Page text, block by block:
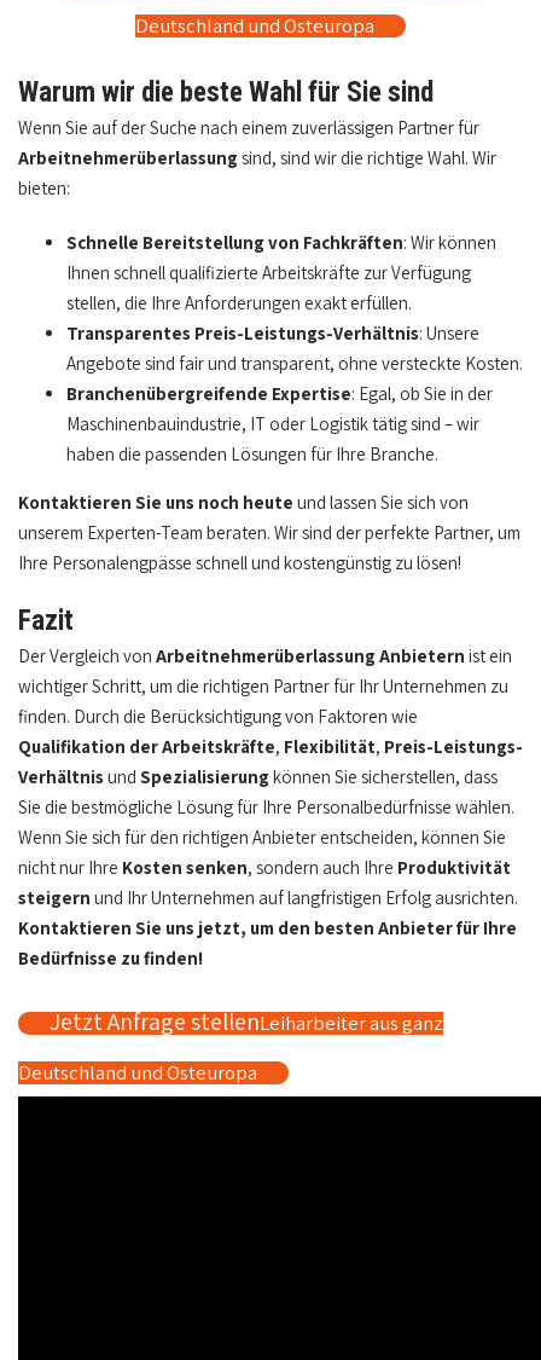
Deutschland und Osteuropa
Warum wir die beste Wahl für Sie sind
Wenn Sie auf der Suche nach einem zuverlässigen Partner für
Arbeitnehmerüberlassungsind, sind wir die richtige Wahl. Wir
bieten:
Schnelle Bereitstellung von Fachkräften: Wir können
Ihnen schnell qualifizierte Arbeitskräfte zur Verfügung
stellen, die Ihre Anforderungen exakt erfüllen.
Transparentes Preis-Leistungs-Verhältnis: Unsere
Angebote sind fair und transparent, ohne versteckte Kosten.
Branchenübergreifende Expertise: Egal, ob Sie in der
Maschinenbauindustrie, IT oder Logistik tätig sind – wir
haben die passenden Lösungen für Ihre Branche.
Kontaktieren Sie uns noch heute und lassen Sie sich von
unserem Experten-Team beraten. Wir sind der perfekte Partner, um
Ihre Personalengpässe schnell und kostengünstig zu lösen!
Fazit
Der Vergleich von Arbeitnehmerüberlassung Anbietern ist ein
wichtiger Schritt, um die richtigen Partner für Ihr Unternehmen zu
finden. Durch die Berücksichtigung von Faktoren wie
Qualifikation der Arbeitskräfte, Flexibilität, Preis-Leistungs-
Verhältnis und Spezialisierungkönnen Sie sicherstellen, dass
Sie die bestmögliche Lösung für Ihre Personalbedürfnisse wählen.
Wenn Sie sich für den richtigen Anbieter entscheiden, können Sie
nicht nur Ihre Kosten senken, sondern auch Ihre Produktivität
steigern und Ihr Unternehmen auf langfristigen Erfolg ausrichten.
Kontaktieren Sie uns jetzt, um den besten Anbieter für Ihre
Bedürfnisse zu finden!
Jetzt Anfrage stellenLeiharbeiter aus ganz
Deutschland und Osteuropa